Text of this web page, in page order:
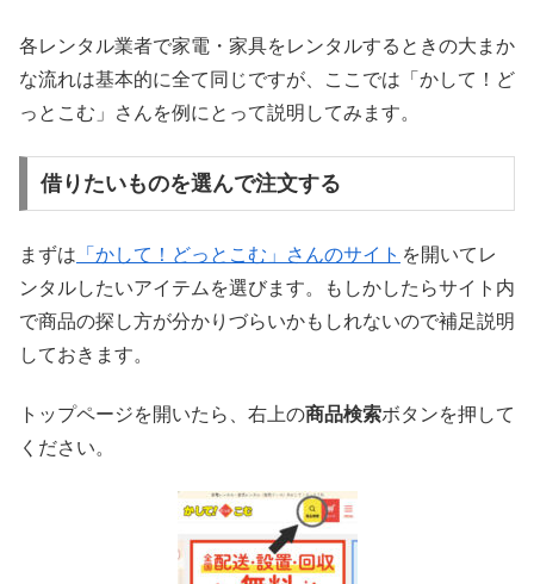
各レンタル業者で家電・家具をレンタルするときの大まか
な流れは基本的に全て同じですが、ここでは「かして！ど
っとこむ」さんを例にとって説明してみます。
借りたいものを選んで注文する
まずは 「かして！どっとこむ」さんのサイト を開いてレ
ンタルしたいアイテムを選びます。もしかしたらサイト内
で商品の探し方が分かりづらいかもしれないので補足説明
しておきます。
トップページを開いたら、右上の商品検索ボタンを押して
ください。